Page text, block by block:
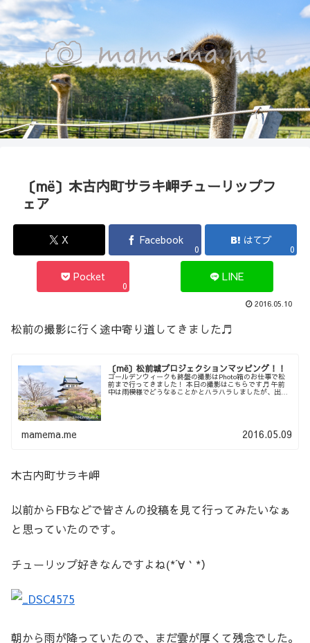
函館のカメラマン『Photo箱』naoのブログ
〔më〕木古内町サラキ岬チューリップフ
ェア
X Facebook
0
はてブ
0
Pocket
0
LINE
2016.05.10
松前の撮影に行く途中寄り道してきました♬
〔më〕松前城プロジェクションマッピング！！
ゴールデンウィークも終盤の撮影はPhoto箱のお仕事で松
前まで行ってきました！ 本日の撮影はこちらです♬ 午前
中は雨模様でどうなることかとハラハラしましたが、出発
mamema.me 2016.05.09
木古内町サラキ岬
以前からFBなどで皆さんの投稿を見て行ってみたいなぁ
と思っていたのです。
チューリップ好きなんですよね(*´∀｀*）
朝から雨が降っていたので、まだ雲が厚くて残念でした。